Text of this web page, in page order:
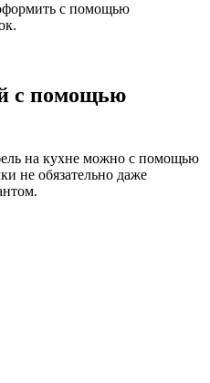
с помощью
с помощью
на кухне можно с помощью
не обязательно даже